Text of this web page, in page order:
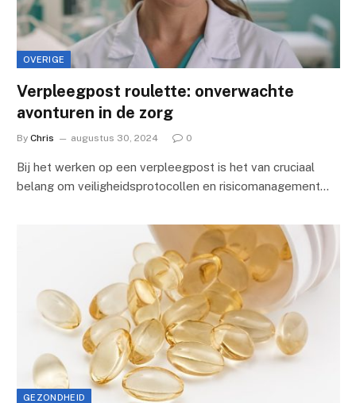
OVERIGE
Verpleegpost roulette: onverwachte
avonturen in de zorg
By Chris augustus 30, 2024 0
Bij het werken op een verpleegpost is het van cruciaal
belang om veiligheidsprotocollen en risicomanagement…
GEZONDHEID